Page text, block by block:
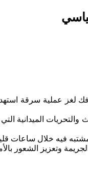
لغز عملية سرقة
الميدانية
فيه خلال ساعات
وتعزيز الشعور